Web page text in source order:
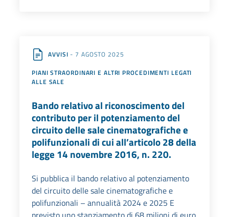
AVVISI - 7 AGOSTO 2025
PIANI STRAORDINARI E ALTRI PROCEDIMENTI LEGATI
ALLE SALE
Bando relativo al riconoscimento del
contributo per il potenziamento del
circuito delle sale cinematografiche e
polifunzionali di cui all’articolo 28 della
legge 14 novembre 2016, n. 220.
Si pubblica il bando relativo al potenziamento
del circuito delle sale cinematografiche e
polifunzionali – annualità 2024 e 2025 E